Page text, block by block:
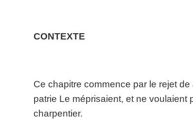
CONTEXTE
Ce chapitre commence par le rejet
patrie Le méprisaient, et ne voulaient
charpentier.